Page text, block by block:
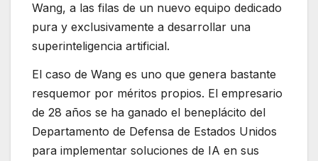
Wang, a las filas de un nuevo equipo dedicado
pura y exclusivamente a desarrollar una
superinteligencia artificial.
El caso de Wang es uno que genera bastante
resquemor por méritos propios. El empresario
de 28 años se ha ganado el beneplácito del
Departamento de Defensa de Estados Unidos
para implementar soluciones de IA en sus